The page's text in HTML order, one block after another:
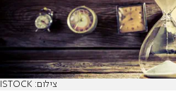
צילום: ISTOCK